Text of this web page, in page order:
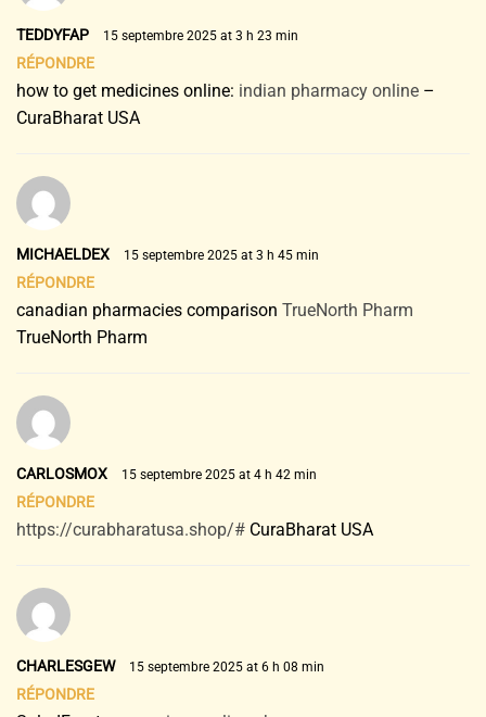
TEDDYFAP 15 septembre 2025 at 3 h 23 min
RÉPONDRE
how to get medicines online: indian pharmacy online –
CuraBharat USA
MICHAELDEX 15 septembre 2025 at 3 h 45 min
RÉPONDRE
canadian pharmacies comparison TrueNorth Pharm
TrueNorth Pharm
CARLOSMOX 15 septembre 2025 at 4 h 42 min
RÉPONDRE
https://curabharatusa.shop/# CuraBharat USA
CHARLESGEW 15 septembre 2025 at 6 h 08 min
RÉPONDRE